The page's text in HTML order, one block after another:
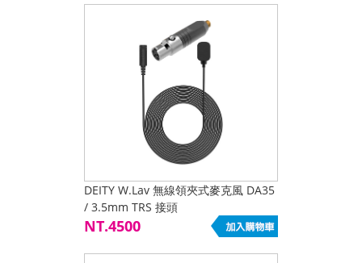
DEITY W.Lav 無線領夾式麥克風 DA35
/ 3.5mm TRS 接頭
NT.4500